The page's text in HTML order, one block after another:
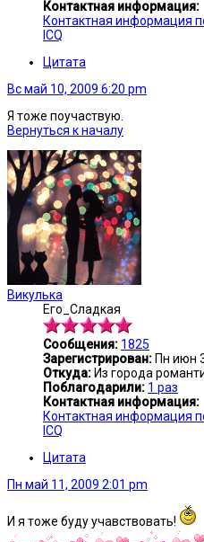
Контактная информация:
Контактная информация
ICQ
Цитата
Вс май 10, 2009 6:20 pm
Я тоже поучаствую.
Вернуться к началу
Викулька
Его_Сладкая
Сообщения: 1825
Зарегистрирован: Пн июн
Откуда: Из города
Поблагодарили: 1 раз
Контактная информация:
Контактная информация
ICQ
Цитата
Пн май 11, 2009 2:01 pm
И я тоже буду учавствовать!